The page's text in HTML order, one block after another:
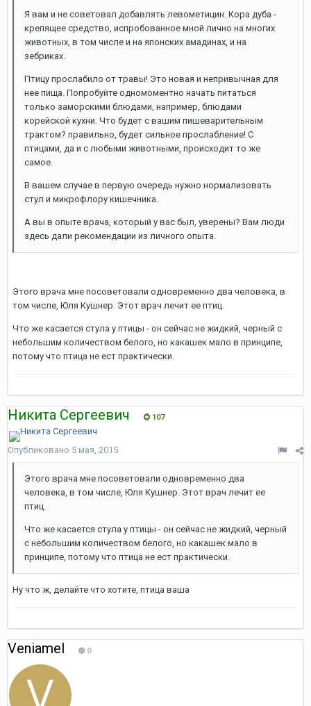
Я вам и не советовал добавлять левометицин. Кора дуба -
крепящее средство, испробованное мной лично на многих
животных, в том числе и на японских амадинах, и на
зебриках.
Птицу прослабило от травы! Это новая и непривычная для
нее пища. Попробуйте одномоментно начать питаться
только заморскими блюдами, например, блюдами
корейской кухни. Что будет с вашим пишеварительным
трактом? правильно, будет сильное прослабление! С
птицами, да и с любыми животными, происходит то же
самое.
В вашем случае в первую очередь нужно нормализовать
стул и микрофлору кишечника.
А вы в опыте врача, который у вас был, уверены? Вам люди
здесь дали рекомендации из личного опыта.
Этого врача мне посоветовали одновременно два человека, в
том числе, Юля Кушнер. Этот врач лечит ее птиц.
Что же касается стула у птицы - он сейчас не жидкий, черный с
небольшим количеством белого, но какашек мало в принципе,
потому что птица не ест практически.
Никита Сергеевич 107
Опубликовано 5 мая, 2015
Этого врача мне посоветовали одновременно два
человека, в том числе, Юля Кушнер. Этот врач лечит ее
птиц.
Что же касается стула у птицы - он сейчас не жидкий, черный
с небольшим количеством белого, но какашек мало в
принципе, потому что птица не ест практически.
Ну что ж, делайте что хотите, птица ваша
Veniamel 0